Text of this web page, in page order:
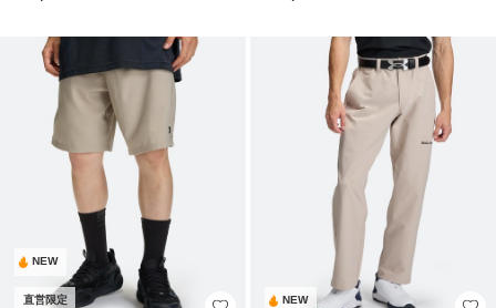
NEW
直営限定 NEW